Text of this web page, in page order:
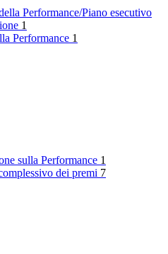
Performance/Piano esecutivo
1
Performance 1
sulla Performance 1
dei premi 7